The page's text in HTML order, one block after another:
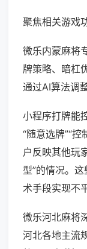
聚焦相关游戏
微乐内蒙麻将
牌策略、暗杠
通过AI算法调
小程序打牌能
“随意选牌”“控
户反映其他玩
型”的情况。
术手段实现不
微乐河北麻将
河北各地主流